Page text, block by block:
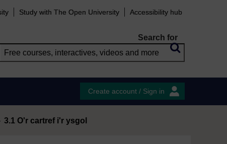
Study with The Open University Accessibility hub
Search for
Create account / Sign in
3.1 O'r cartref i'r ysgol